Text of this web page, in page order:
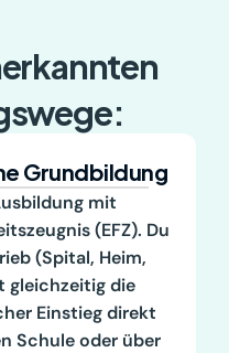
Grundbildung
mit
(EFZ). Du
(Spital, Heim,
gleichzeitig die
Einstieg direkt
Schule oder über